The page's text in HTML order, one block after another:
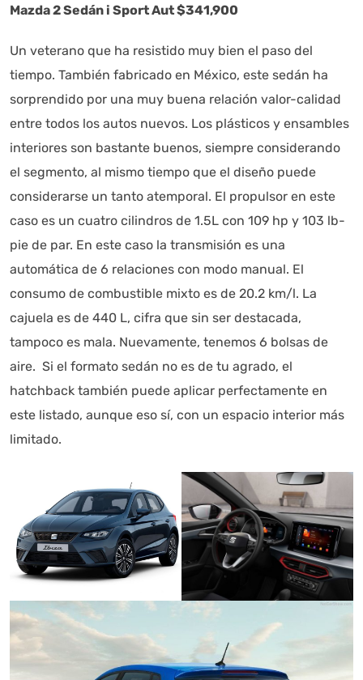
Mazda 2 Sedán i Sport Aut $341,900
Un veterano que ha resistido muy bien el paso del
tiempo. También fabricado en México, este sedán ha
sorprendido por una muy buena relación valor-calidad
entre todos los autos nuevos. Los plásticos y ensambles
interiores son bastante buenos, siempre considerando
el segmento, al mismo tiempo que el diseño puede
considerarse un tanto atemporal. El propulsor en este
caso es un cuatro cilindros de 1.5L con 109 hp y 103 lb-
pie de par. En este caso la transmisión es una
automática de 6 relaciones con modo manual. El
consumo de combustible mixto es de 20.2 km/l. La
cajuela es de 440 L, cifra que sin ser destacada,
tampoco es mala. Nuevamente, tenemos 6 bolsas de
aire. Si el formato sedán no es de tu agrado, el
hatchback también puede aplicar perfectamente en
este listado, aunque eso sí, con un espacio interior más
limitado.